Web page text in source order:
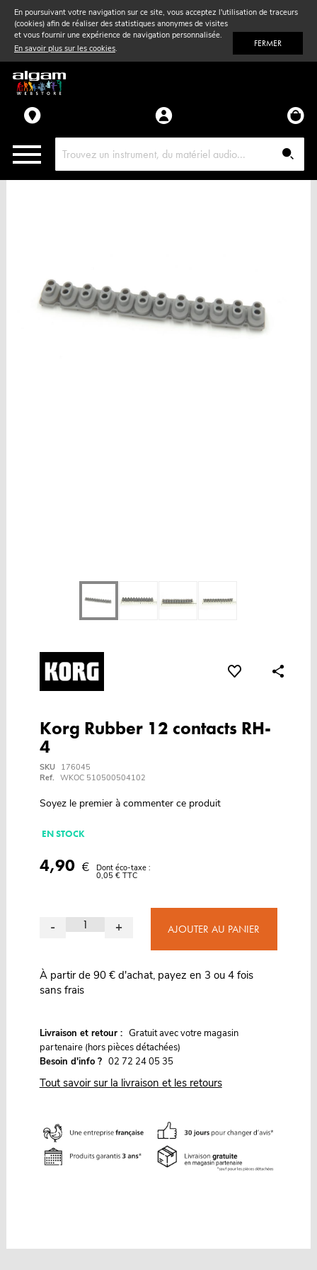
En poursuivant votre navigation sur ce site, vous acceptez l'utilisation de traceurs
(cookies) afin de réaliser des statistiques anonymes de visites
et vous fournir une expérience de navigation personnalisée.
En savoir plus sur les cookies. FERMER
Vent& Violon
Accessoires
Pièces détachées
Korg Rubber 12 contacts RH-
4
SKU
176045
Ref. WKOC 510500504102
Soyez le premier à commenter ce produit
EN STOCK
4,90 € Dont éco-taxe :
0,05 € TTC
- + AJOUTER AU PANIER
À partir de 90 € d'achat, payez en 3 ou 4 fois
sans frais
Livraison et retour : Gratuit avec votre magasin
partenaire (hors pièces détachées)
Besoin d'info ? 02 72 24 05 35
Tout savoir sur la livraison et les retours